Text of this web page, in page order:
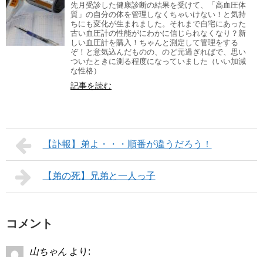
先月受診した健康診断の結果を受けて、「高血圧体
質」の自分の体を管理しなくちゃいけない！と気持
ちにも変化が生まれました。それまで自宅にあった
古い血圧計の性能がにわかに信じられなくなり？新
しい血圧計を購入！ちゃんと測定して管理をする
ぞ！と意気込んだものの、のど元過ぎればで、思い
ついたときに測る程度になっていました（いい加減
な性格）
記事を読む
【訃報】弟よ・・・順番が違うだろう！
【弟の死】兄弟と一人っ子
コメント
山ちゃん より: